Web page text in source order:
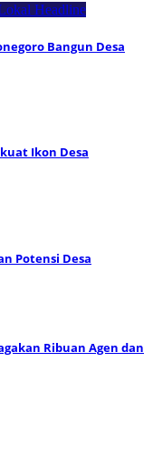
Headline
Bangun Desa
Ikon Desa
Potensi Desa
Ribuan Agen dan